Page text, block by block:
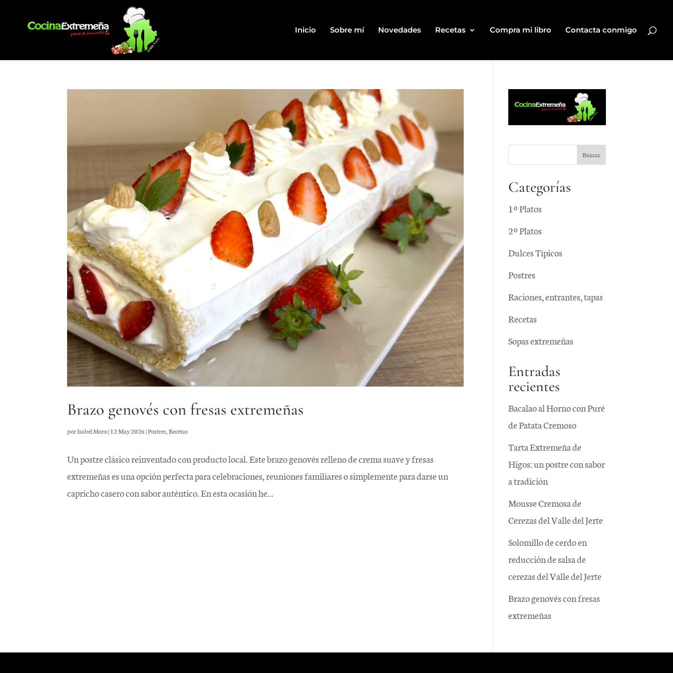
Inicio Sobre mí Novedades Recetas Compra mi libro Contacta conmigo
Brazo genovés con fresas extremeñas
porIsabel Moro|12 May 2026|Postres ,Recetas
Un postre clásico reinventado con producto local. Este brazo genovés relleno de crema suave y fresas
extremeñas es una opción perfecta para celebraciones, reuniones familiares o simplemente para darse un
capricho casero con sabor auténtico. En esta ocasión he...
Categorías
1º Platos
2º Platos
Dulces Típicos
Postres
Raciones, entrantes, tapas
Recetas
Sopas extremeñas
Entradas
recientes
Bacalao al Horno con Puré
de Patata Cremoso
Tarta Extremeña de
Higos: un postre con sabor
a tradición
Mousse Cremosa de
Cerezas del Valle del Jerte
Solomillo de cerdo en
reducción de salsa de
cerezas del Valle del Jerte
Brazo genovés con fresas
extremeñas